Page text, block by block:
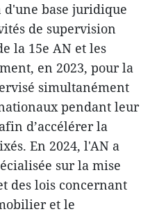
base juridique
de supervision
la 15e AN et les
en 2023, pour la
simultanément
pendant leur
d’accélérer la
En 2024, l'AN a
sur la mise
des lois concernant
et le